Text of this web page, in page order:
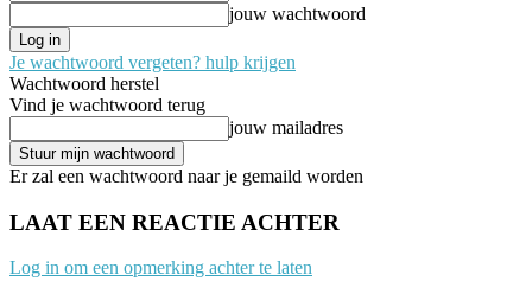
jouw wachtwoord
Je wachtwoord vergeten? hulp krijgen
Wachtwoord herstel
Vind je wachtwoord terug
jouw mailadres
Er zal een wachtwoord naar je gemaild worden
LAAT EEN REACTIE ACHTER
Log in om een opmerking achter te laten